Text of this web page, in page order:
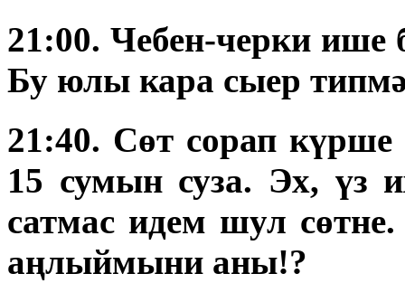
21:00. Чебен-черки ише
Бу юлы кара сыер
21:40. Сөт сорап
15 сумын суза. Эх, үз
сатмас идем шул
аңлыймыни аны!?